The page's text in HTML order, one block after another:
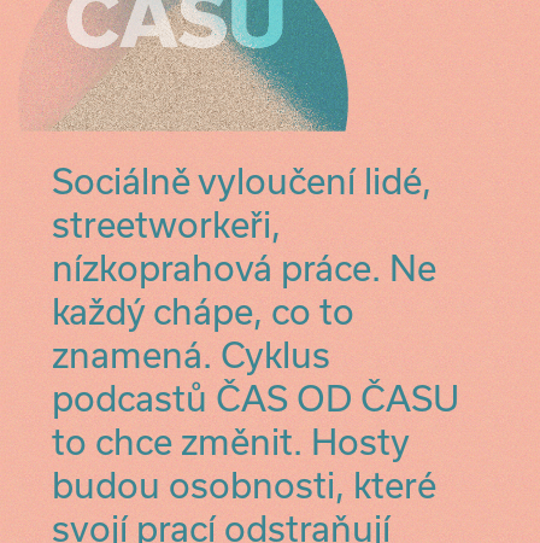
Sociálně vyloučení lidé,
streetworkeři,
nízkoprahová práce. Ne
každý chápe, co to
znamená. Cyklus
podcastů ČAS OD ČASU
to chce změnit. Hosty
budou osobnosti, které
svojí prací odstraňují